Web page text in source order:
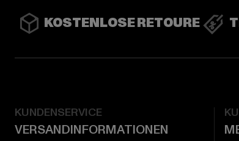
KOSTENLOSE RETOURE
KUNDENSERVICE
VERSANDINFORMATIONEN